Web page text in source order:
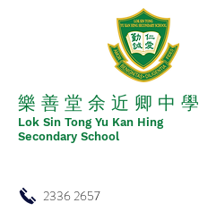
​​樂 善 堂 余 近 卿 中 學
​​Lok Sin Tong Yu Kan Hing
Secondary School
2336 2657